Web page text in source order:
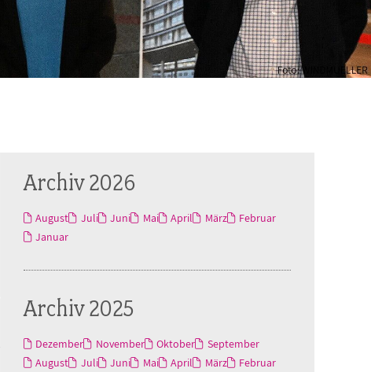
Archiv 2026
August Juli Juni Mai April März
Februar
Januar
Archiv 2025
Dezember November Oktober
September
August
Juli Juni Mai April März
Februar